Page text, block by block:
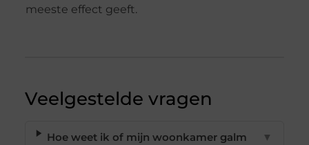
meeste effect geeft.
Veelgestelde vragen
Hoe weet ik of mijn woonkamer galm
▼